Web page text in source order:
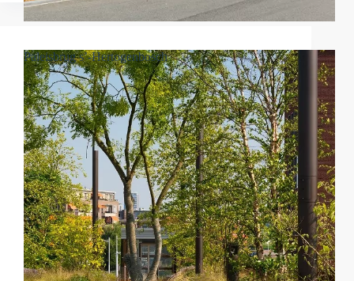
Paleisbrug s’-Hertogenbosch